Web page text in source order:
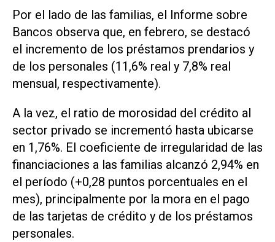
Por el lado de las familias, el Informe sobre
Bancos observa que, en febrero, se destacó
el incremento de los préstamos prendarios y
de los personales (11,6% real y 7,8% real
mensual, respectivamente).
A la vez, el ratio de morosidad del crédito al
sector privado se incrementó hasta ubicarse
en 1,76%. El coeficiente de irregularidad de las
financiaciones a las familias alcanzó 2,94% en
el período (+0,28 puntos porcentuales en el
mes), principalmente por la mora en el pago
de las tarjetas de crédito y de los préstamos
personales.